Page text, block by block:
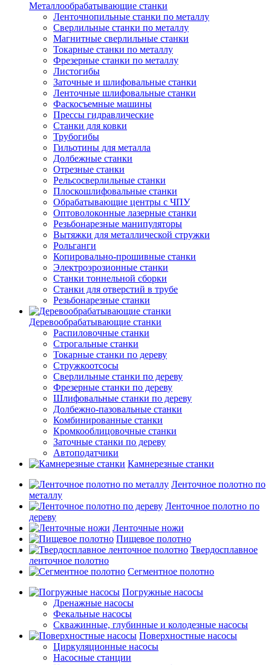
Металлообрабатывающие станки
Ленточнопильные станки по металлу
Сверлильные станки по металлу
Магнитные сверлильные станки
Токарные станки по металлу
Фрезерные станки по металлу
Листогибы
Заточные и шлифовальные станки
Ленточные шлифовальные станки
Фаскосъемные машины
Прессы гидравлические
Станки для ковки
Трубогибы
Гильотины для металла
Долбежные станки
Отрезные станки
Рельсосверлильные станки
Плоскошлифовальные станки
Обрабатывающие центры с ЧПУ
Оптоволоконные лазерные станки
Резьбонарезные манипуляторы
Вытяжки для металлической стружки
Рольганги
Копировально-прошивные станки
Электроэрозионные станки
Станки тоннельной сборки
Станки для отверстий в трубе
Резьбонарезные станки
Деревообрабатывающие станки
Распиловочные станки
Строгальные станки
Токарные станки по дереву
Стружкоотсосы
Сверлильные станки по дереву
Фрезерные станки по дереву
Шлифовальные станки по дереву
Долбежно-пазовальные станки
Комбинированные станки
Кромкооблицовочные станки
Заточные станки по дереву
Автоподатчики
Камнерезные станки
Ленточное полотно по
металлу
Ленточное полотно по
дереву
Ленточные ножи
Пищевое полотно
Твердосплавное
ленточное полотно
Сегментное полотно
Погружные насосы
Дренажные насосы
Фекальные насосы
Скважинные, глубинные и колодезные насосы
Поверхностные насосы
Циркуляционные насосы
Насосные станции